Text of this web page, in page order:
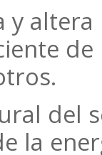
y
del
la